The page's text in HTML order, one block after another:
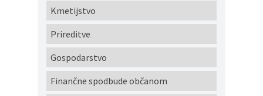
Kmetijstvo
Prireditve
Gospodarstvo
Finančne spodbude občanom